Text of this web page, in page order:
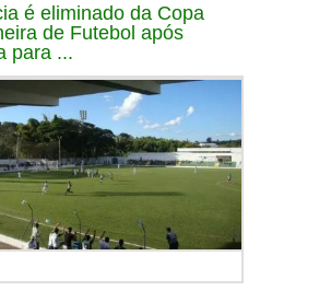
é eliminado da Copa
de Futebol após
para ...